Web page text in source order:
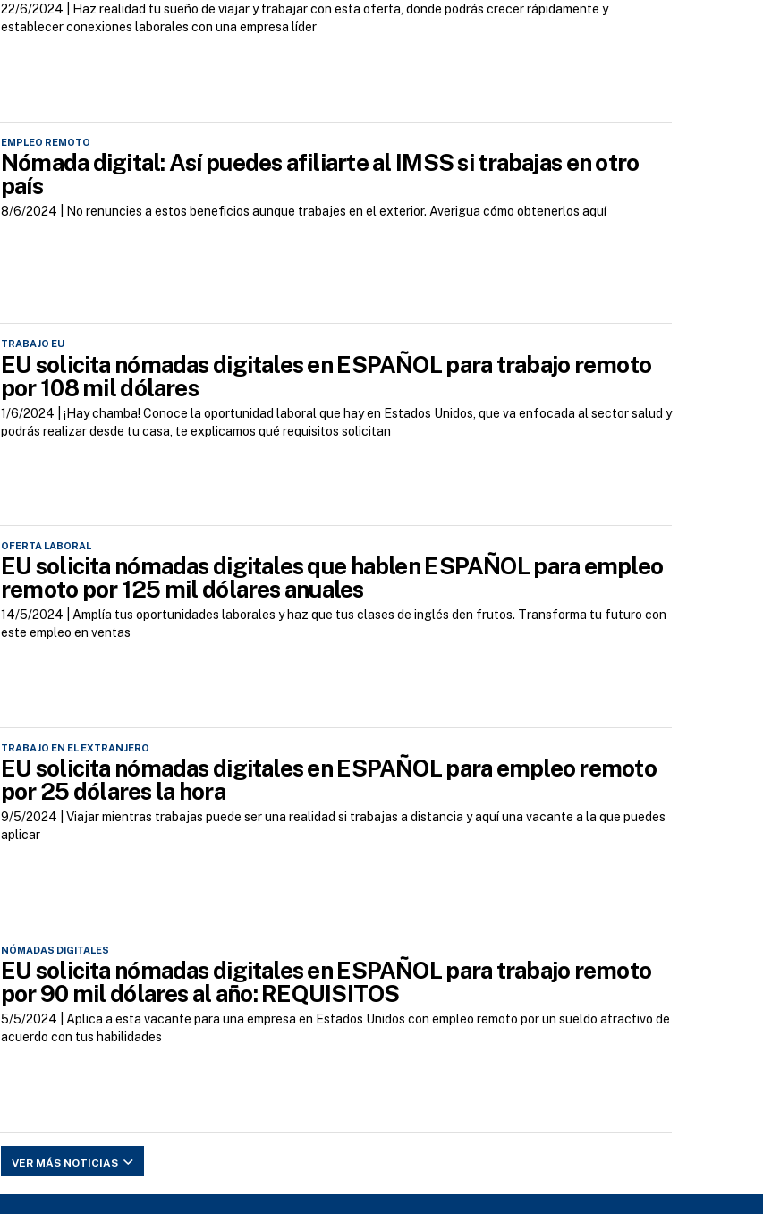
22/6/2024 |
Haz realidad tu sueño de viajar y trabajar con esta oferta, donde podrás crecer rápidamente y
establecer conexiones laborales con una empresa líder
EMPLEO REMOTO
Nómada digital: Así puedes afiliarte al IMSS si trabajas en otro
país
8/6/2024 | No renuncies a estos beneficios aunque trabajes en el exterior. Averigua cómo obtenerlos aquí
TRABAJO EU
EU solicita nómadas digitales en ESPAÑOL para trabajo remoto
por 108 mil dólares
1/6/2024 | ¡Hay chamba! Conoce la oportunidad laboral que hay en Estados Unidos, que va enfocada al sector salud y
podrás realizar desde tu casa, te explicamos qué requisitos solicitan
OFERTA LABORAL
EU solicita nómadas digitales que hablen ESPAÑOL para empleo
remoto por 125 mil dólares anuales
14/5/2024 | Amplía tus oportunidades laborales y haz que tus clases de inglés den frutos. Transforma tu futuro con
este empleo en ventas
TRABAJO EN EL EXTRANJERO
EU solicita nómadas digitales en ESPAÑOL para empleo remoto
por 25 dólares la hora
9/5/2024 | Viajar mientras trabajas puede ser una realidad si trabajas a distancia y aquí una vacante a la que puedes
aplicar
NÓMADAS DIGITALES
EU solicita nómadas digitales en ESPAÑOL para trabajo remoto
por 90 mil dólares al año: REQUISITOS
5/5/2024 | Aplica a esta vacante para una empresa en Estados Unidos con empleo remoto por un sueldo atractivo de
acuerdo con tus habilidades
VER MÁS NOTICIAS